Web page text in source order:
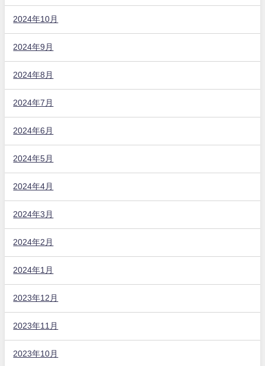
2024年10月
2024年9月
2024年8月
2024年7月
2024年6月
2024年5月
2024年4月
2024年3月
2024年2月
2024年1月
2023年12月
2023年11月
2023年10月